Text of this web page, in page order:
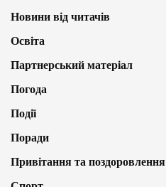
Новини від читачів
Освіта
Партнерський матеріал
Погода
Події
Поради
Привітання та поздоровлення